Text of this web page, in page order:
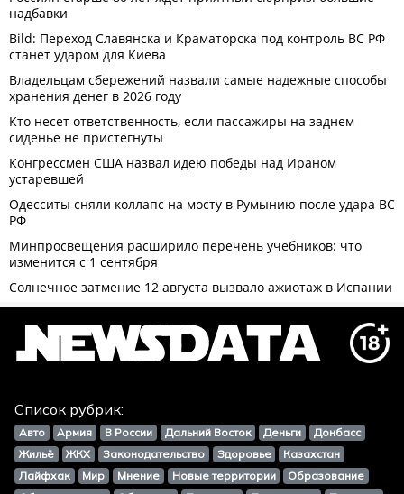
Список рубрик:
Авто Армия В России Дальний Восток Деньги
Донбасс
Жильё
ЖКХ Законодательство Здоровье
Казахстан
Лайфхак
Мир Мнение Новые территории
Образование